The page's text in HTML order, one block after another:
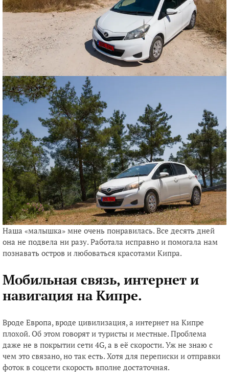
Наша «малышка» мне очень понравилась. Все десять дней
она не подвела ни разу. Работала исправно и помогала нам
познавать остров и любоваться красотами Кипра.
Мобильная связь, интернет и
навигация на Кипре.
Вроде Европа, вроде цивилизация, а интернет на Кипре
плохой. Об этом говорят и туристы и местные. Проблема
даже не в покрытии сети 4G, а в её скорости. Уж не знаю с
чем это связано, но так есть. Хотя для переписки и отправки
фоток в соцсети скорость вполне достаточная.